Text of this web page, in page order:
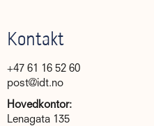
Kontakt
+47 61 16 52 60
post@idt.no
Hovedkontor:
Lenagata 135